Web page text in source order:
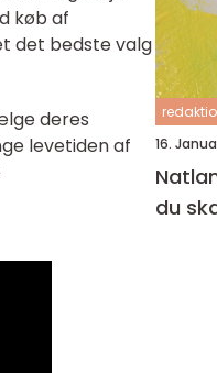
køb af
det bedste valg
deres
levetiden af
16.
du